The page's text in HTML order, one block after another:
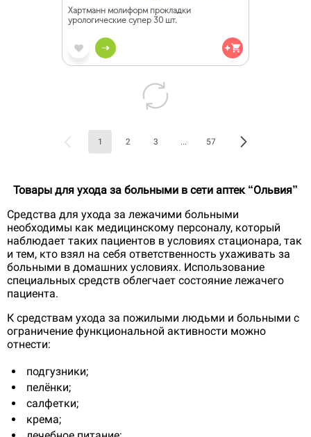
Хартманн молиформ прокладки
урологические супер 30 шт.
1 2 3 ... 57
Товары для ухода за больными в сети аптек “Ольвия”
Средства для ухода за лежачими больными
необходимы как медицинскому персоналу, который
наблюдает таких пациентов в условиях стационара, так
и тем, кто взял на себя ответственность ухаживать за
больными в домашних условиях. Использование
специальных средств облегчает состояние лежачего
пациента.
К средствам ухода за пожилыми людьми и больными с
ограничение функциональной активности можно
отнести:
подгузники;
пелёнки;
салфетки;
крема;